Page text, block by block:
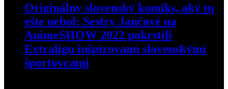
Originálny slovenský komiks, aký tu
ešte nebol: Sestry Jančové na
AnimeSHOW 2022 pokrstili
Extraligu inšpirovanú slovenskými
športovcami